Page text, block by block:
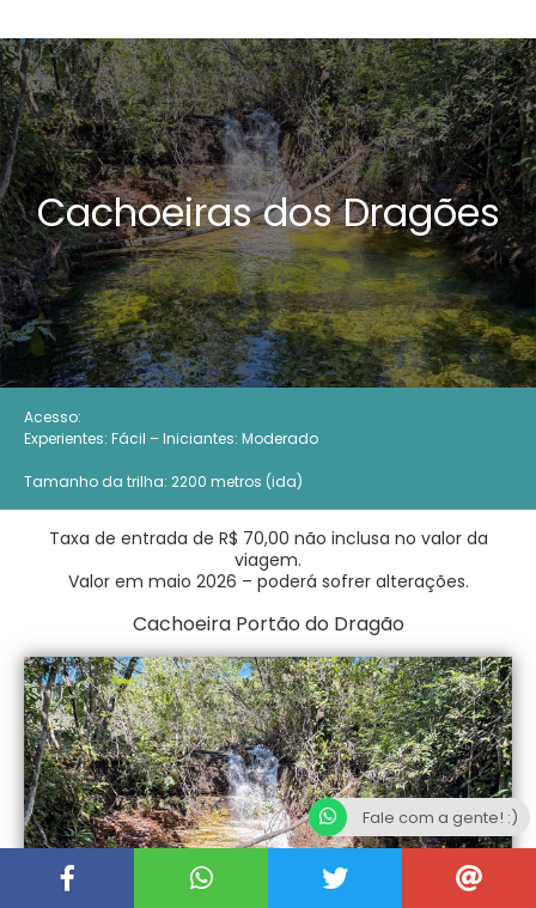
Cachoeiras dos Dragões
Acesso:
Experientes: Fácil – Iniciantes: Moderado
Tamanho da trilha: 2200 metros (ida)
Taxa de entrada de R$ 70,00 não inclusa no valor da
viagem.
Valor em maio 2026 – poderá sofrer alterações.
Cachoeira Portão do Dragão
Fale com a gente! :)